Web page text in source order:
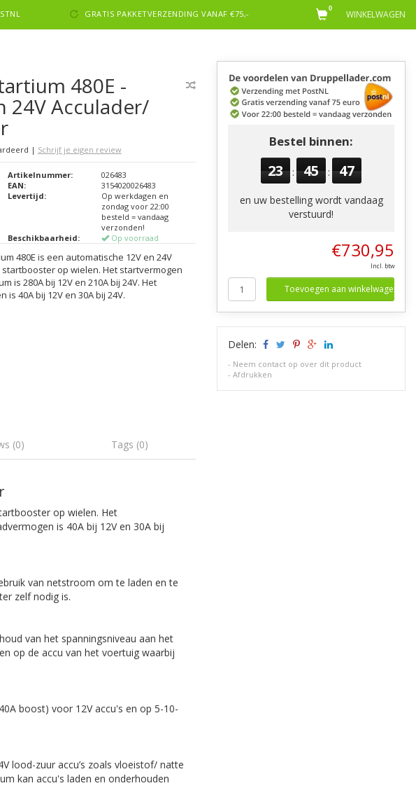
GRATIS PAKKETVERZENDING VANAF €75,- WINKELWAGEN
0
480E -
24V Acculader/
| Schrijf je eigen review
Artikelnummer:
026483
EAN:
3154020026483
Levertijd:
Op werkdagen en
zondag voor 22:00
besteld = vandaag
verzonden!
Beschikbaarheid:
Op voorraad
480E is een automatische 12V en 24V
op wielen. Het startvermogen
is 280A bij 12V en 210A bij 24V. Het
is 40A bij 12V en 30A bij 24V.
(0) Tags (0)
op wielen. Het
is 40A bij 12V en 30A bij
van netstroom om te laden en te
zelf nodig is.
van het spanningsniveau aan het
op de accu van het voertuig waarbij
boost) voor 12V accu's en op 5-10-
lood-zuur accu’s zoals vloeistof/ natte
kan accu's laden en onderhouden
Bestel binnen:
23 : 45 : 46
en uw bestelling wordt vandaag
verstuurd!
€730,95
Incl. btw
Toevoegen aan winkelwagen
Delen:
- Neem contact op over dit product
-Afdrukken